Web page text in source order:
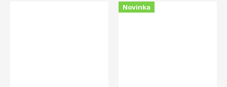
Novinka